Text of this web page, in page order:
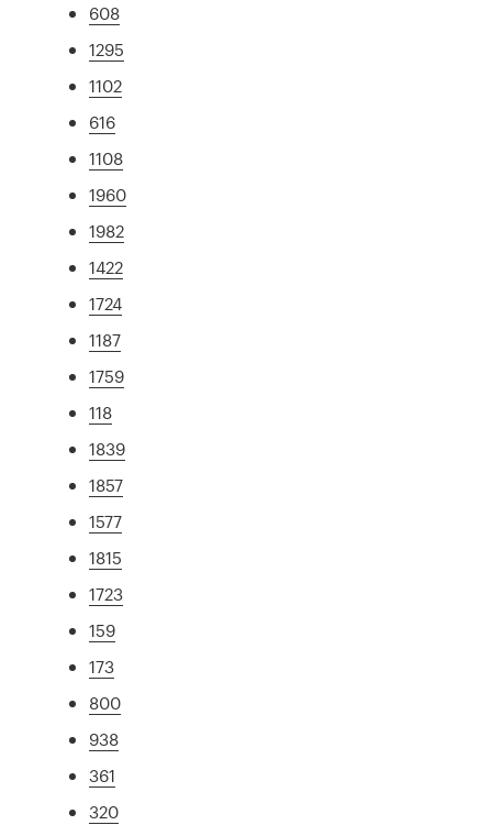
608
1295
1102
616
1108
1960
1982
1422
1724
1187
1759
118
1839
1857
1577
1815
1723
159
173
800
938
361
320